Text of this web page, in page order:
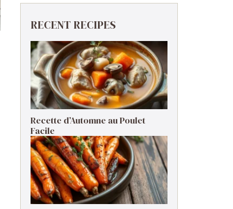
RECENT RECIPES
Recette d’Automne au Poulet
Facile